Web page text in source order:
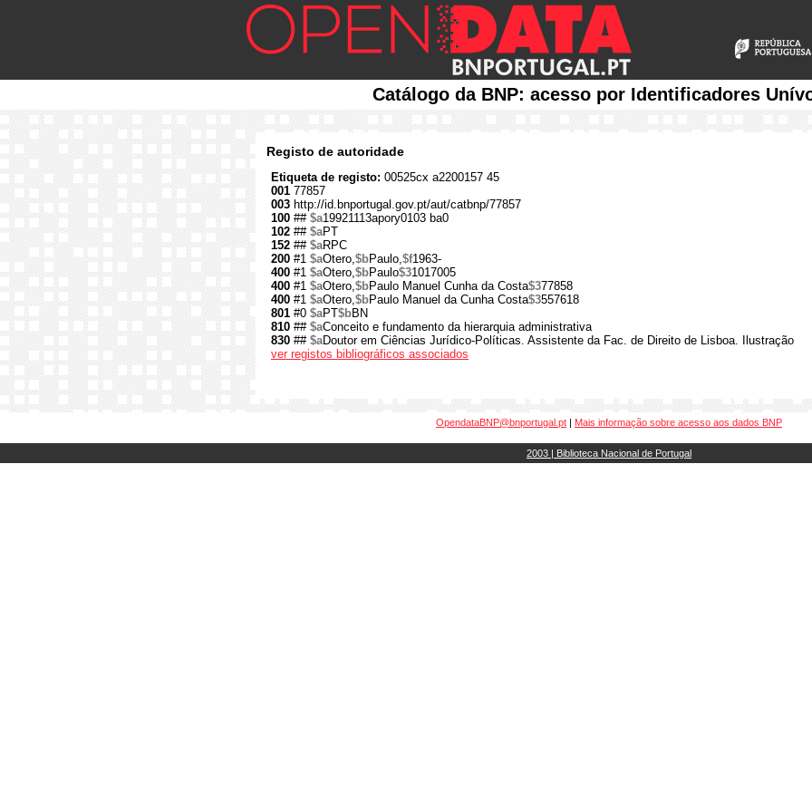
Catálogo da BNP: acesso por Identificadores
Registo de autoridade
Etiqueta de registo: 00525cx a2200157 45
001 77857
003 http://id.bnportugal.gov.pt/aut/catbnp/77857
100 ## $a19921113apory0103 ba0
102 ## $aPT
152 ## $aRPC
200 #1 $aOtero,$bPaulo,$f1963-
400 #1 $aOtero,$bPaulo$31017005
400 #1 $aOtero,$bPaulo Manuel Cunha da Costa$377858
400 #1 $aOtero,$bPaulo Manuel da Cunha Costa$3557618
801 #0 $aPT$bBN
810 ## $aConceito e fundamento da hierarquia administrativa
830 ## $aDoutor em Ciências Jurídico-Políticas. Assistente da Fac. de Direito de Lisboa. Ilustração
ver registos bibliográficos associados
OpendataBNP@bnportugal.pt | Mais informação sobre acesso aos dados BNP
2003 | Biblioteca Nacional de Portugal